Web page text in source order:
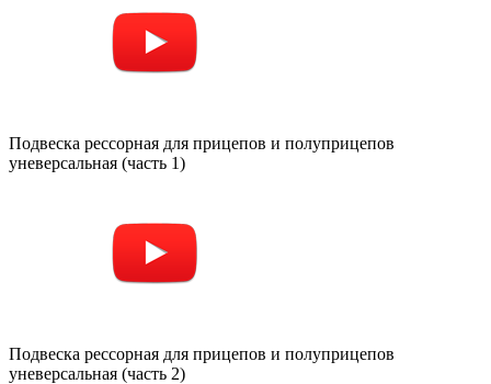
Подвеска рессорная для прицепов и полуприцепов
уневерсальная (часть 1)
Подвеска рессорная для прицепов и полуприцепов
уневерсальная (часть 2)